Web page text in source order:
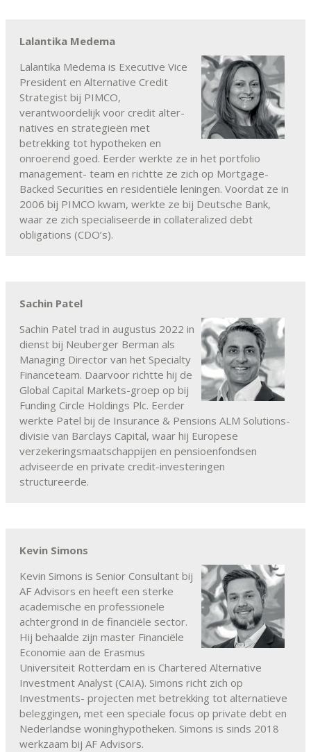
Lalantika Medema
Lalantika Medema is Executive Vice
President en Alternative Credit
Strategist bij PIMCO,
verantwoordelijk voor credit alter-
natives en strategieën met
betrekking tot hypotheken en
onroerend goed. Eerder werkte ze in het portfolio
management- team en richtte ze zich op Mortgage-
Backed Securities en residentiële leningen. Voordat ze in
2006 bij PIMCO kwam, werkte ze bij Deutsche Bank,
waar ze zich specialiseerde in collateralized debt
obligations (CDO’s).
Sachin Patel
Sachin Patel trad in augustus 2022 in
dienst bij Neuberger Berman als
Managing Director van het Specialty
Financeteam. Daarvoor richtte hij de
Global Capital Markets-groep op bij
Funding Circle Holdings Plc. Eerder
werkte Patel bij de Insurance & Pensions ALM Solutions-
divisie van Barclays Capital, waar hij Europese
verzekeringsmaatschappijen en pensioenfondsen
adviseerde en private credit-investeringen
structureerde.
Kevin Simons
Kevin Simons is Senior Consultant bij
AF Advisors en heeft een sterke
academische en professionele
achtergrond in de financiële sector.
Hij behaalde zijn master Financiële
Economie aan de Erasmus
Universiteit Rotterdam en is Chartered Alternative
Investment Analyst (CAIA). Simons richt zich op
Investments- projecten met betrekking tot alternatieve
beleggingen, met een speciale focus op private debt en
Nederlandse woninghypotheken. Simons is sinds 2018
werkzaam bij AF Advisors.